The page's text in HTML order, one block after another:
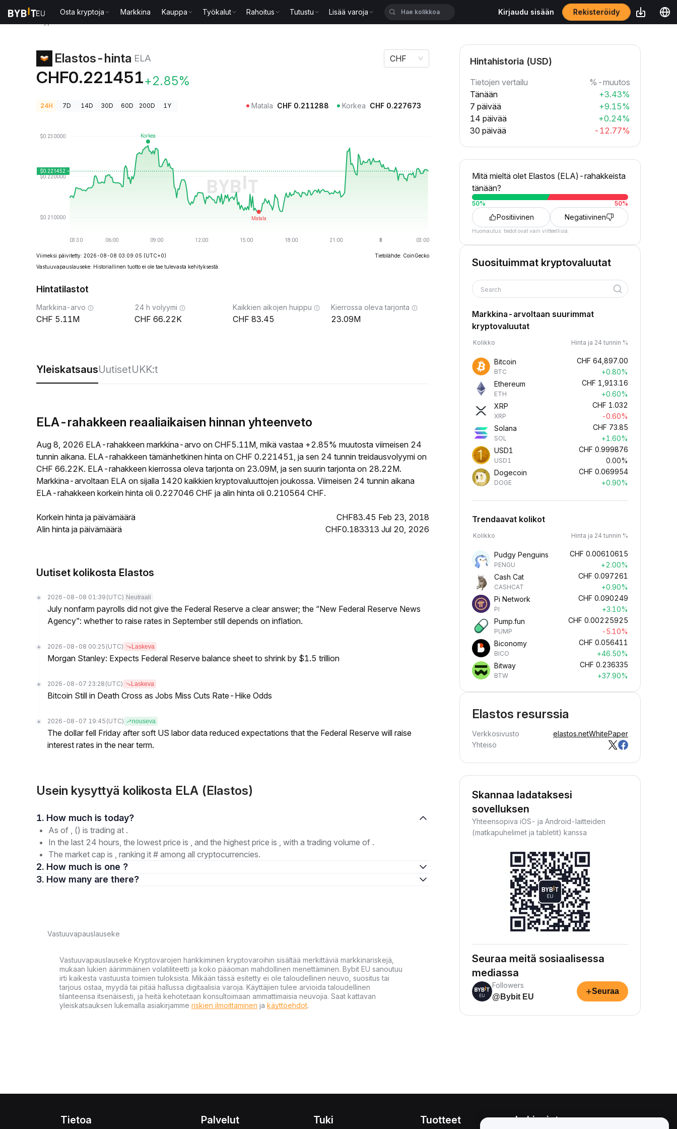
Osta kryptoja Markkina Kauppa Työkalut Rahoitus Tutustu Lisää varoja Kirjaudu sisään Rekisteröidy
Elastos-hinta ELA
CHF0.221451+2.85%
CHF
24H 7D 14D 30D 60D 200D 1Y Matala CHF 0.211288 Korkea CHF 0.227673
Viimeksi päivitetty: 2026-08-08 03:09:05 (UTC+0)
Tietolähde: CoinGecko
Vastuuvapauslauseke: Historiallinen tuotto ei ole tae tulevasta kehityksestä.
Hintatilastot
Markkina-arvo
5.11M
24 h volyymi
66.22K
Kaikkien aikojen huippu
83.45
Kierrossa oleva tarjonta
23.09M
YleiskatsausUutisetUKK:t
ELA-rahakkeen reaaliaikaisen hinnan yhteenveto
Aug 8, 2026 ELA-rahakkeen markkina-arvo on CHF5.11M, mikä vastaa +2.85% muutosta viimeisen 24
tunnin aikana. ELA-rahakkeen tämänhetkinen hinta on CHF 0.221451, ja sen 24 tunnin treidausvolyymi on
CHF 66.22K. ELA-rahakkeen kierrossa oleva tarjonta on 23.09M, ja sen suurin tarjonta on 28.22M.
Markkina-arvoltaan ELA on sijalla 1420 kaikkien kryptovaluuttojen joukossa. Viimeisen 24 tunnin aikana
ELA-rahakkeen korkein hinta oli 0.227046 CHF ja alin hinta oli 0.210564 CHF.
Korkein hinta ja päivämäärä
CHF83.45 Feb 23, 2018
Alin hinta ja päivämäärä
CHF0.183313 Jul 20, 2026
Uutiset kolikosta Elastos
2026-08-08 01:39 (UTC) Neutraali
July nonfarm payrolls did not give the Federal Reserve a clear answer; the “New Federal Reserve News
Agency”: whether to raise rates in September still depends on inflation.
2026-08-08 00:25 (UTC) Laskeva
Morgan Stanley: Expects Federal Reserve balance sheet to shrink by $1.5 trillion
2026-08-07 23:28 (UTC) Laskeva
Bitcoin Still in Death Cross as Jobs Miss Cuts Rate-Hike Odds
2026-08-07 19:45 (UTC) nouseva
The dollar fell Friday after soft US labor data reduced expectations that the Federal Reserve will raise
interest rates in the near term.
Usein kysyttyä kolikosta ELA (Elastos)
1. How much is today?
As of , () is trading at .
In the last 24 hours, the lowest price is , and the highest price is , with a trading volume of .
The market cap is , ranking it # among all cryptocurrencies.
2. How much is one ?
3. How many are there?
Vastuuvapauslauseke
Vastuuvapauslauseke Kryptovarojen hankkiminen kryptovaroihin sisältää merkittäviä markkinariskejä,
mukaan lukien äärimmäinen volatiliteetti ja koko pääoman mahdollinen menettäminen. Bybit EU sanoutuu
irti kaikesta vastuusta toimien tuloksista. Mikään tässä esitetty ei ole taloudellinen neuvo, suositus tai
tarjous ostaa, myydä tai pitää hallussa digitaalisia varoja. Käyttäjien tulee arvioida taloudellinen
tilanteensa itsenäisesti, ja heitä kehotetaan konsultoimaan ammattimaisia neuvojia. Saat kattavan
yleiskatsauksen lukemalla asiakirjamme riskien ilmoittaminen ja käyttöehdot.
Hintahistoria (USD)
Tietojen vertailu
%-muutos
Tänään
+3.43%
7 päivää
+9.15%
14 päivää
+0.24%
30 päivää
-12.77%
Mitä mieltä olet Elastos (ELA)-rahakkeista
tänään?
50% 50%
Positiivinen Negatiivinen
Huomautus: tiedot ovat vain viitteellisiä.
Suosituimmat kryptovaluutat
Search
Markkina-arvoltaan suurimmat
kryptovaluutat
Kolikko Hinta ja 24 tunnin %
Bitcoin
BTC
CHF 64,897.00
+0.80%
Ethereum
ETH
CHF 1,913.16
+0.60%
XRP
XRP
CHF 1.032
-0.60%
Solana
SOL
CHF 73.85
+1.60%
USD1
USD1
CHF 0.999876
0.00%
Dogecoin
DOGE
CHF 0.069954
+0.90%
Trendaavat kolikot
Kolikko Hinta ja 24 tunnin %
Pudgy Penguins
PENGU
CHF 0.00610615
+2.00%
Cash Cat
CASHCAT
CHF 0.097261
+0.90%
Pi Network
PI
CHF 0.090249
+3.10%
Pump.fun
PUMP
CHF 0.00225925
-5.10%
Biconomy
BICO
CHF 0.056411
+46.50%
Bitway
BTW
CHF 0.236335
+37.90%
Elastos resurssia
Verkkosivusto elastos.netWhitePaper
Yhteisö
Skannaa ladataksesi
sovelluksen
Yhteensopiva iOS- ja Android-laitteiden
(matkapuhelimet ja tabletit) kanssa
Seuraa meitä sosiaalisessa
mediassa
Followers
@Bybit EU
+Seuraa
Tietoa Palvelut Tuki Tuotteet Lakiasiat